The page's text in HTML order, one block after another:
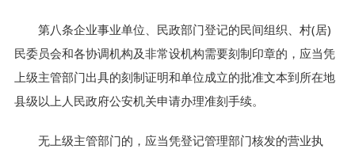
第八条企业事业单位、民政部门登记的民间组织、村(居)
民委员会和各协调机构及非常设机构需要刻制印章的，应当凭
上级主管部门出具的刻制证明和单位成立的批准文本到所在地
县级以上人民政府公安机关申请办理准刻手续。
无上级主管部门的，应当凭登记管理部门核发的营业执